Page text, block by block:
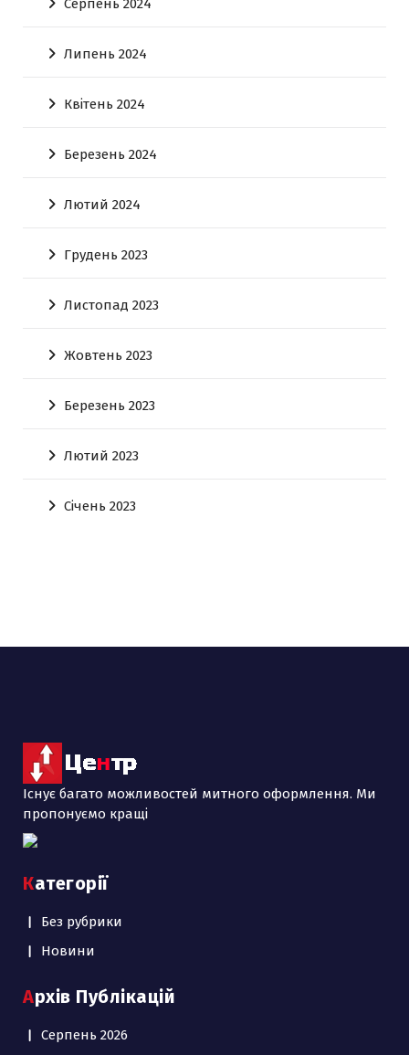
Серпень 2024
Липень 2024
Квітень 2024
Березень 2024
Лютий 2024
Грудень 2023
Листопад 2023
Жовтень 2023
Березень 2023
Лютий 2023
Січень 2023
Існує багато можливостей митного оформлення. Ми
пропонуємо кращі
Категорії
Без рубрики
Новини
Архів Публікацій
Серпень 2026